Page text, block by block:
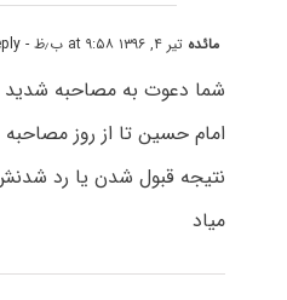
مائده تیر ۴, ۱۳۹۶ at ۹:۵۸ ب٫ظ - Reply
شما دعوت به مصاحبه شدید
امام حسین تا از روز
نتیجه قبول شدن یا رد شدنش
میاد